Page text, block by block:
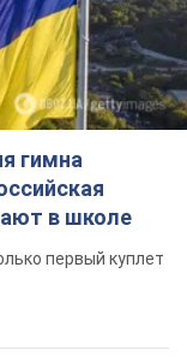
гимна
в школе
первый куплет